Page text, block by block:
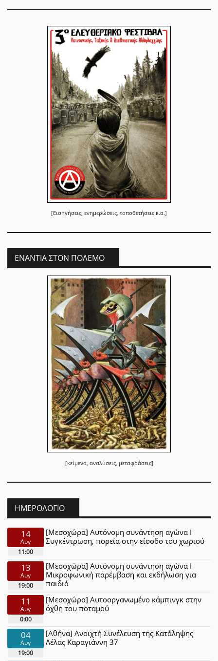
[Εισηγήσεις, ενημερώσεις, τοποθετήσεις κ.α.]
ΕΝΆΝΤΙΑ ΣΤΟΝ ΠΌΛΕΜΟ
[κείμενα, αναλύσεις, μεταφράσεις]
ΗΜΕΡΟΛΌΓΙΟ
14
Αυγ
11:00
[Μεσοχώρα] Αυτόνομη συνάντηση αγώνα Ι
Συγκέντρωση, πορεία στην είσοδο του χωριού
13
Αυγ
19:00
[Μεσοχώρα] Αυτόνομη συνάντηση αγώνα Ι
Μικροφωνική παρέμβαση και εκδήλωση για
παιδιά
11
Αυγ
0:00
[Μεσοχώρα] Αυτοοργανωμένο κάμπινγκ στην
όχθη του ποταμού
04
Αυγ
19:00
[Αθήνα] Ανοιχτή Συνέλευση της Κατάληψης
Λέλας Καραγιάννη 37